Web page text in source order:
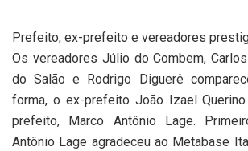
Prefeito, ex-prefeito e vereadores
Os vereadores Júlio do Combem,
do Salão e Rodrigo Diguerê
forma, o ex-prefeito João Izael
prefeito, Marco Antônio Lage.
Antônio Lage agradeceu ao Metabase